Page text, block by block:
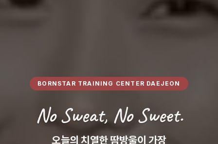
BORNSTAR TRAINING CENTER DAEJEON
No Sweat, No Sweet.
오늘의 치열한 땀방울이 가장